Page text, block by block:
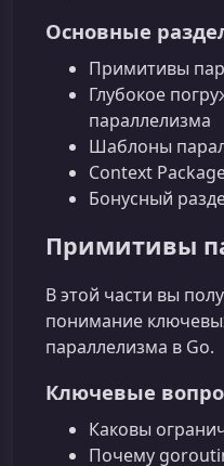
Основные
Примитивы
Глубокое
параллелизма
Шаблоны
Context
Бонусный
Примитивы
В этой части вы
понимание
параллелизма в Go.
Ключевые
Каковы
Почему